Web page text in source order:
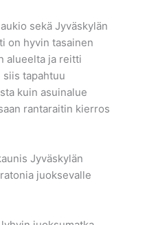
sekä Jyväskylän
on hyvin tasainen
alueelta ja reitti
tapahtuu
kuin asuinalue
rantaraitin kierros
Jyväskylän
juoksevalle